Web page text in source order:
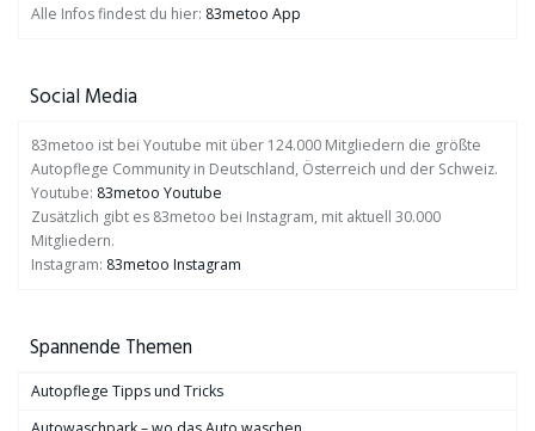
Alle Infos findest du hier: 83metoo App
Social Media
83metoo ist bei Youtube mit über 124.000 Mitgliedern die größte
Autopflege Community in Deutschland, Österreich und der Schweiz.
Youtube: 83metoo Youtube
Zusätzlich gibt es 83metoo bei Instagram, mit aktuell 30.000
Mitgliedern.
Instagram: 83metoo Instagram
Spannende Themen
Autopflege Tipps und Tricks